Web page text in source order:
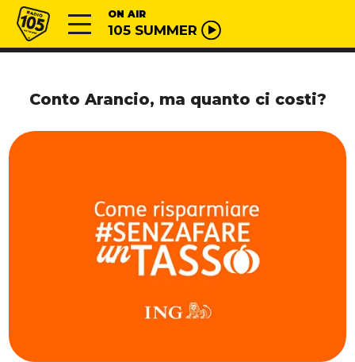
Vai al contenuto
Radio 105 ON AIR
105 SUMMER
Conto Arancio, ma quanto ci costi?